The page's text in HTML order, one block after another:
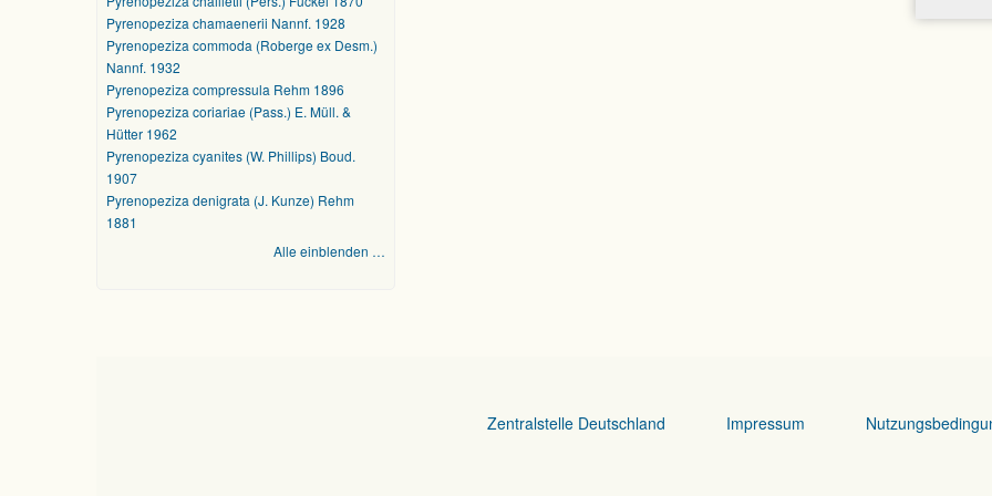
Pyrenopeziza chamaenerii Nannf. 1928
Pyrenopeziza commoda (Roberge ex Desm.)
Nannf. 1932
Pyrenopeziza compressula Rehm 1896
Pyrenopeziza coriariae (Pass.) E. Müll. &
Hütter 1962
Pyrenopeziza cyanites (W. Phillips) Boud.
1907
Pyrenopeziza denigrata (J. Kunze) Rehm
1881
Alle einblenden …
Zentralstelle Deutschland Impressum